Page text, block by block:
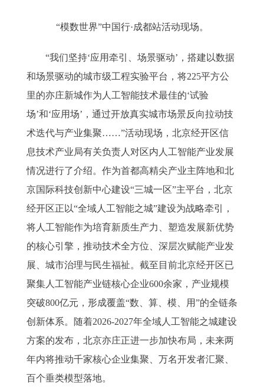
“模数世界”中国行·成都站活动现场。
“我们坚持‘应用牵引、场景驱动’，搭建以数据
和场景驱动的城市级工程实验平台，将225平方公
里的亦庄新城作为人工智能技术最佳的‘试验
场’和‘应用场’，通过开放真实城市场景反向拉动技
术迭代与产业集聚……”活动现场，北京经开区信
息技术产业局有关负责人对区内人工智能产业发展
情况进行了介绍。作为首都高精尖产业主阵地和北
京国际科技创新中心建设“三城一区”主平台，北京
经开区正以“全域人工智能之城”建设为战略牵引，
将人工智能作为培育新质生产力、塑造发展新优势
的核心引擎，推动技术全方位、深层次赋能产业发
展、城市治理与民生福祉。截至目前北京经开区已
聚集人工智能产业链核心企业600余家，产业规模
突破800亿元，形成覆盖“数、算、模、用”的全链条
创新体系。随着2026-2027年全域人工智能之城建设
方案的发布，北京亦庄正进一步加快布局，未来两
年内将推动千家核心企业集聚、万名开发者汇聚、
百个垂类模型落地。